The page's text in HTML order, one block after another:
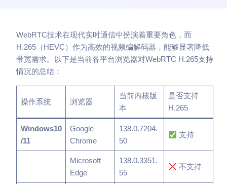
WebRTC技术在现代实时通信中扮演着重要角色，而
H.265（HEVC）作为高效的视频编解码器，能够显著降低
带宽需求。以下是当前各平台浏览器对WebRTC H.265支持
情况的总结：
操作系统 浏览器
当前内核版
本
是否支持
H.265
Windows10
/11
Google
Chrome
138.0.7204.
50
支持
Microsoft
Edge
138.0.3351.
55
不支持